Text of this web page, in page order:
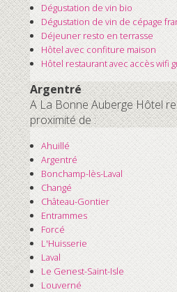
Dégustation de vin bio
Dégustation de vin de cépage
Déjeuner resto en terrasse
Hôtel avec confiture maison
Hôtel restaurant avec accès wifi
Argentré
A La Bonne Auberge Hôtel
proximité de :
Ahuillé
Argentré
Bonchamp-lès-Laval
Changé
Château-Gontier
Entrammes
Forcé
L'Huisserie
Laval
Le Genest-Saint-Isle
Louverné